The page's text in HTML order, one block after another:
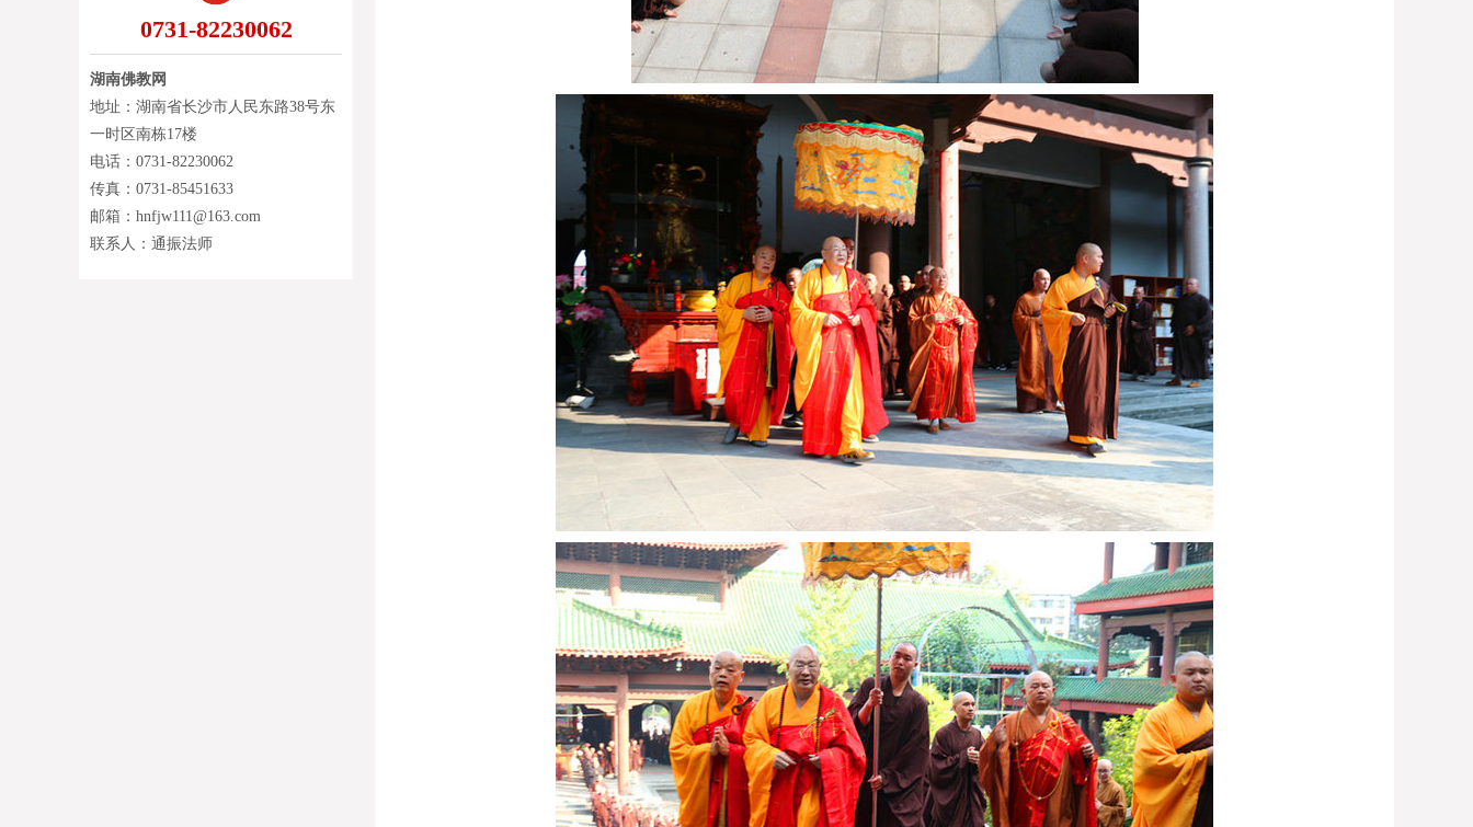
0731-82230062
湖南佛教网
地址：湖南省长沙市人民东路38号东
一时区南栋17楼
电话：0731-82230062
传真：0731-85451633
邮箱：hnfjw111@163.com
联系人：通振法师